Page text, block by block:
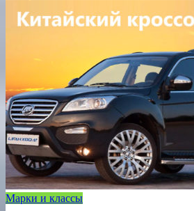
Марки и классы